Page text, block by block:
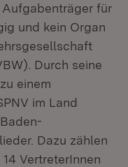
für
und kein Organ
Durch seine
einem
im Land
Dazu zählen
VertreterInnen